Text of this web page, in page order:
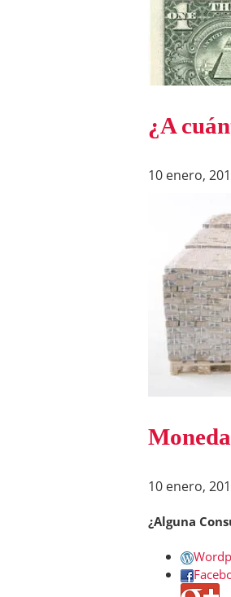
¿A
10 enero,
10 enero,
¿Alguna